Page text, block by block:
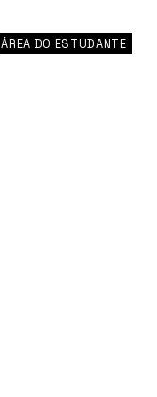
ÁREA DO ESTUDANTE